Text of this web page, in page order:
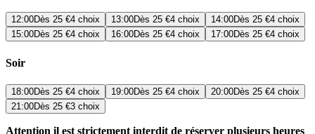
12:00Dès 25 €4 choix 13:00Dès 25 €4 choix 14:00Dès 25 €4 choix
15:00Dès 25 €4 choix 16:00Dès 25 €4 choix 17:00Dès 25 €4 choix
Soir
18:00Dès 25 €4 choix 19:00Dès 25 €4 choix 20:00Dès 25 €4 choix
21:00Dès 25 €3 choix
Attention il est strictement interdit de réserver plusieurs heures